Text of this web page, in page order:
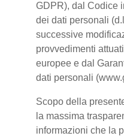
GDPR), dal Codice
dei dati personali
successive
provvedimenti
europee e dal
dati personali
Scopo della
la massima
informazioni che la